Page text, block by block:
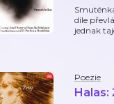
díle
jednak
Poezie
Halas: